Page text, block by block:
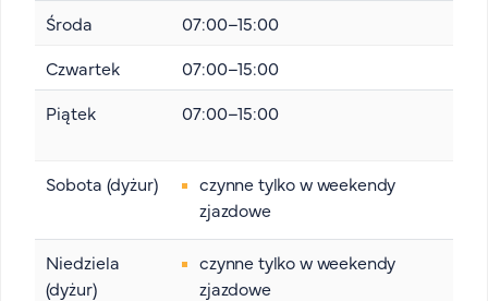
Środa
07:00–15:00
Czwartek
07:00–15:00
Piątek
07:00–15:00
Sobota (dyżur)
czynne tylko w weekendy
zjazdowe
Niedziela
(dyżur)
czynne tylko w weekendy
zjazdowe